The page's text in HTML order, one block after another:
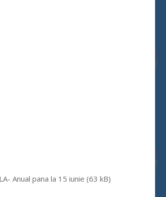
Anual pana la 15 iunie (63 kB)